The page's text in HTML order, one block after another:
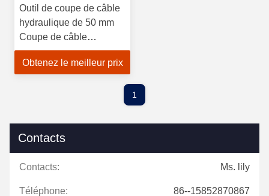
Outil de coupe de câble
hydraulique de 50 mm
Coupe de câble
hydraulique en cuivre en
aluminium en acier
Obtenez le meilleur prix
1
Contacts
Contacts: Ms. lily
Téléphone: 86--15852870867